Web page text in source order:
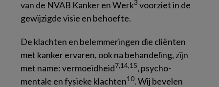
van de NVAB Kanker en Werk3 voorziet in de
gewijzigde visie en behoefte.
De klachten en belemmeringen die cliënten
met kanker ervaren, ook na behandeling, zijn
met name: vermoeidheid7,14,15, psycho-
mentale en fysieke klachten10. Wij bevelen